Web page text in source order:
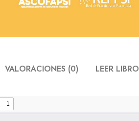
VALORACIONES (0) LEER LIBRO